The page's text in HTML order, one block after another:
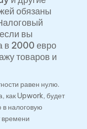
и другие
обязаны
вы
в 2000 евро
товаров и
равен нулю.
как Upwork, будет
налоговую